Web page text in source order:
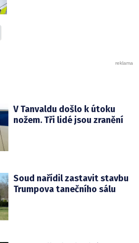
V Tanvaldu došlo k útoku
nožem. Tři lidé jsou zranění
Soud nařídil zastavit stavbu
Trumpova tanečního sálu